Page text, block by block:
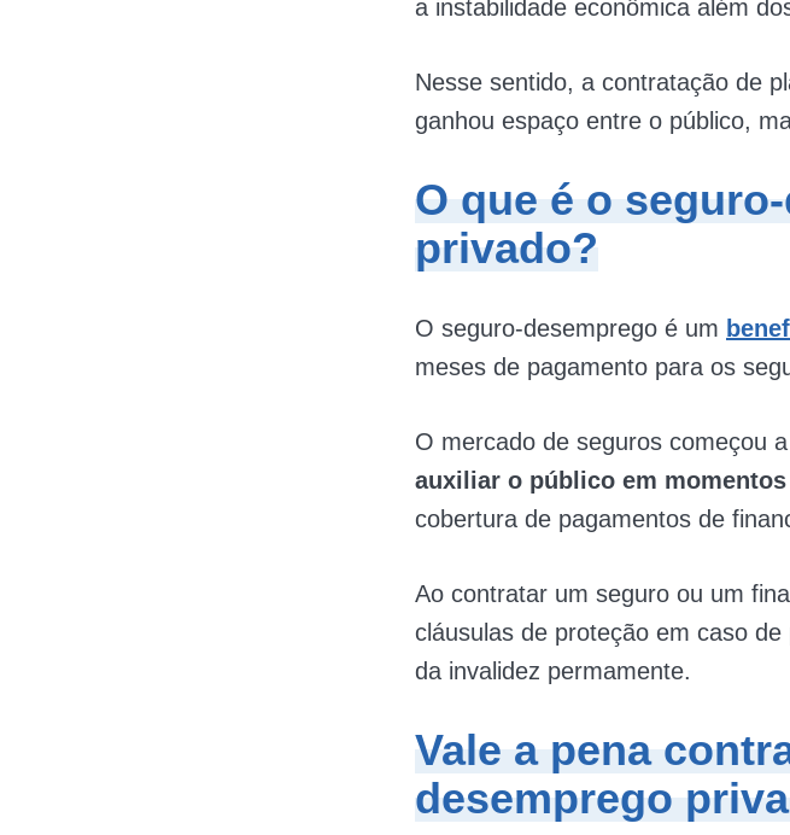
a instabilidade econômica além
Nesse sentido, a contratação de
ganhou espaço entre o público,
O que é o
privado?
O seguro-desemprego é um
meses de pagamento para os
O mercado de seguros começou
auxiliar o público em
cobertura de pagamentos de
Ao contratar um seguro ou um
cláusulas de proteção em caso
da invalidez permamente.
Vale a pena
desemprego